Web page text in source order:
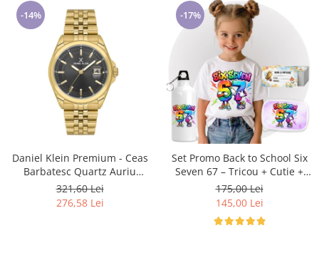
-14%
Daniel Klein Premium - Ceas
Barbatesc Quartz Auriu
DK.6.14205-4
321,60 Lei
276,58 Lei
-17%
Set Promo Back to School Six
Seven 67 – Tricou + Cutie +
Bidon Personalizat pentru
copilul tău
175,00 Lei
145,00 Lei